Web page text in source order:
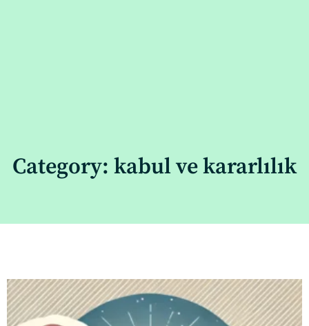
Category: kabul ve kararlılık